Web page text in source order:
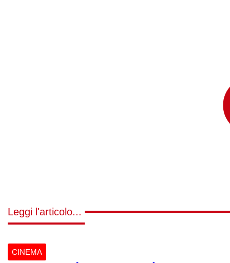
Leggi l'articolo...
CINEMA